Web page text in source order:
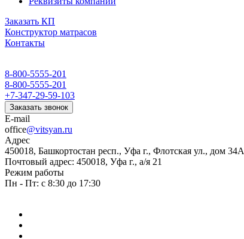
Заказать КП
Конструктор матрасов
Контакты
8-800-5555-201
8-800-5555-201
+7-347-29-59-103
Заказать звонок
E-mail
office@vitsyan.ru
Адрес
450018, Башкортостан респ., Уфа г., Флотская ул., дом 34А
Почтовый адрес: 450018, Уфа г., а/я 21
Режим работы
Пн - Пт: с 8:30 до 17:30